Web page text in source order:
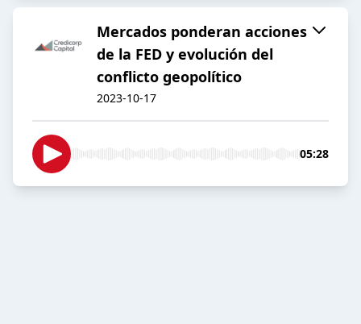
Mercados ponderan acciones
de la FED y evolución del
conflicto geopolítico
2023-10-17
05:28